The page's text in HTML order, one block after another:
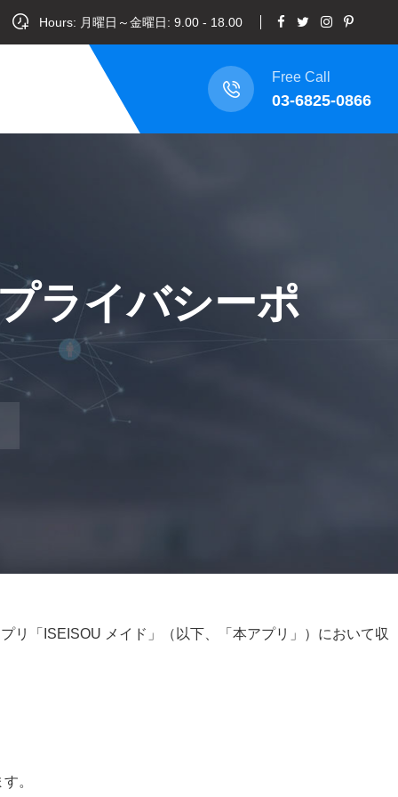
Hours: 月曜日～金曜日: 9.00 - 18.00
Free Call
03-6825-0866
ライバシーポ
リ「ISEISOU メイド」（以下、「本アプリ」）において収
。